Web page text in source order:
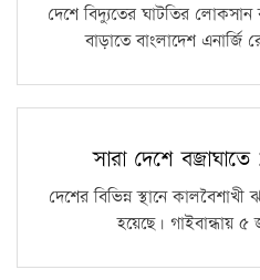
দেশে বিদ্যুতের ঘাটতির লোকসান
বাড়াতে বাংলাদেশ এনার্জি
সারা দেশে
দেশের বিভিন্ন স্থানে
হয়েছে। গাইবান্ধায়